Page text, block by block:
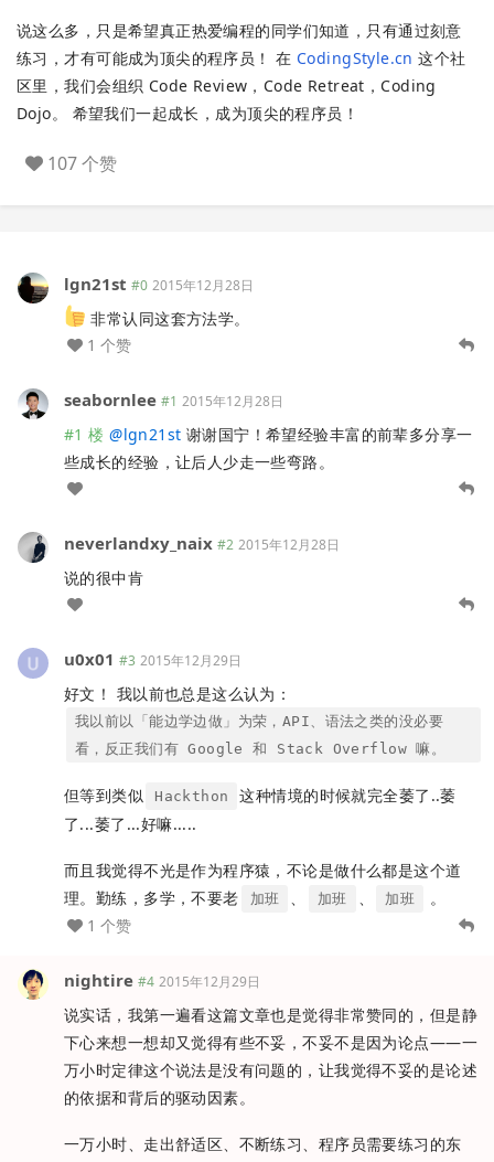
说这么多，只是希望真正热爱编程的同学们知道，只有通过刻意
练习，才有可能成为顶尖的程序员！ 在 CodingStyle.cn 这个社
区里，我们会组织 Code Review，Code Retreat，Coding
Dojo。 希望我们一起成长，成为顶尖的程序员！
107 个赞
lgn21st #0 2015年12月28日
非常认同这套方法学。
1 个赞
seabornlee #1 2015年12月28日
#1 楼 @lgn21st 谢谢国宁！希望经验丰富的前辈多分享一
些成长的经验，让后人少走一些弯路。
neverlandxy_naix #2 2015年12月28日
说的很中肯
u0x01 #3 2015年12月29日
好文！ 我以前也总是这么认为：
我以前以「能边学边做」为荣，API、语法之类的没必要
看，反正我们有 Google 和 Stack Overflow 嘛。
但等到类似 Hackthon
这种情境的时候就完全萎了..萎
了...萎了...好嘛.....
而且我觉得不光是作为程序猿，不论是做什么都是这个道
理。勤练，多学，不要老
加班 、 加班 、 加班
。
1 个赞
nightire #4 2015年12月29日
说实话，我第一遍看这篇文章也是觉得非常赞同的，但是静
下心来想一想却又觉得有些不妥，不妥不是因为论点——一
万小时定律这个说法是没有问题的，让我觉得不妥的是论述
的依据和背后的驱动因素。
一万小时、走出舒适区、不断练习、程序员需要练习的东